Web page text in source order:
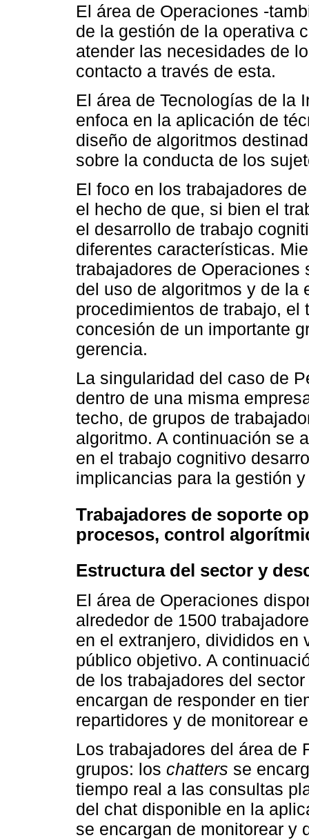
El área de Operaciones -
de la gestión de la operativa
atender las necesidades de
contacto a través de esta.
El área de Tecnologías de la
enfoca en la aplicación de
diseño de algoritmos
sobre la conducta de los
El foco en los trabajadores
el hecho de que, si bien el
el desarrollo de trabajo
diferentes características.
trabajadores de Operaciones
del uso de algoritmos y de la
procedimientos de trabajo, el
concesión de un importante
gerencia.
La singularidad del caso de
dentro de una misma
techo, de grupos de
algoritmo. A continuación se
en el trabajo cognitivo
implicancias para la gestión
Trabajadores de soporte
procesos, control
Estructura del sector y
El área de Operaciones
alrededor de 1500
en el extranjero, divididos en
público objetivo. A
de los trabajadores del
encargan de responder en
repartidores y de monitorear
Los trabajadores del área de
grupos: los chatters se
tiempo real a las consultas
del chat disponible en la
se encargan de monitorear y